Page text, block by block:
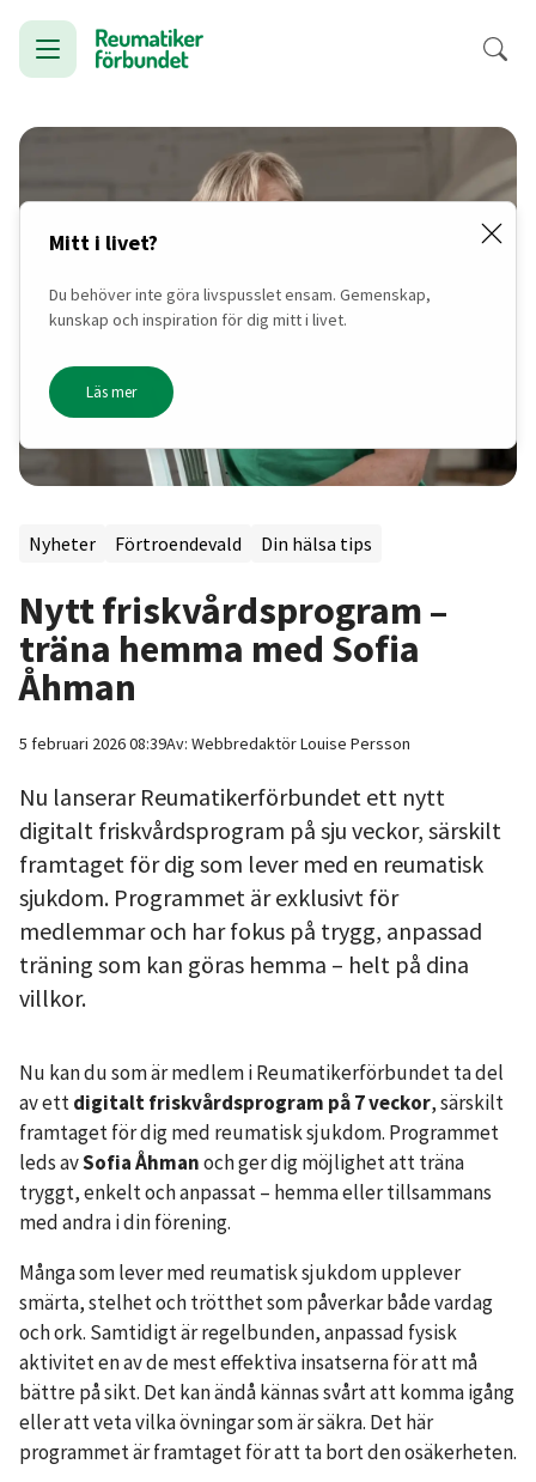
Mitt i livet?
Du behöver inte göra livspusslet ensam. Gemenskap,
kunskap och inspiration för dig mitt i livet.
Läs mer
Nyheter Förtroendevald Din hälsa tips
Nytt friskvårdsprogram –
träna hemma med Sofia
Åhman
5 februari 2026 08:39Av: WebbredaktörLouise Persson
Nu lanserar Reumatikerförbundet ett nytt
digitalt friskvårdsprogram på sju veckor, särskilt
framtaget för dig som lever med en reumatisk
sjukdom. Programmet är exklusivt för
medlemmar och har fokus på trygg, anpassad
träning som kan göras hemma – helt på dina
villkor.
Nu kan du som är medlem i Reumatikerförbundet ta del
av ettdigitalt friskvårdsprogram på 7 veckor, särskilt
framtaget för dig med reumatisk sjukdom. Programmet
leds avSofia Åhmanoch ger dig möjlighet att träna
tryggt, enkelt och anpassat – hemma eller tillsammans
med andra i din förening.
Många som lever med reumatisk sjukdom upplever
smärta, stelhet och trötthet som påverkar både vardag
och ork. Samtidigt är regelbunden, anpassad fysisk
aktivitet en av de mest effektiva insatserna för att må
bättre på sikt. Det kan ändå kännas svårt att komma igång
eller att veta vilka övningar som är säkra. Det här
programmet är framtaget för att ta bort den osäkerheten.